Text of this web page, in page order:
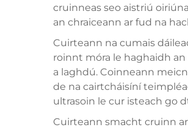
cruinneas seo aistriú
an chraiceann ar fud na
Cuirteann na cumais
roinnt móra le haghaidh
a laghdú. Coinneann
de na cairtcháisíní
ultrasoin le cur isteach go
Cuirteann smacht cruinn